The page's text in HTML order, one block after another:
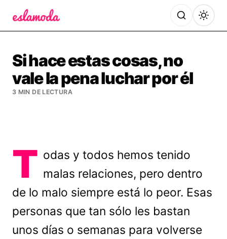
Si hace estas cosas, no
vale la pena luchar por él
3 MIN DE LECTURA
T odas y todos hemos tenido
malas relaciones, pero dentro
de lo malo siempre está lo peor. Esas
personas que tan sólo les bastan
unos días o semanas para volverse